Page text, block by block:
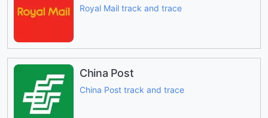
Royal Mail track and trace
China Post
China Post track and trace